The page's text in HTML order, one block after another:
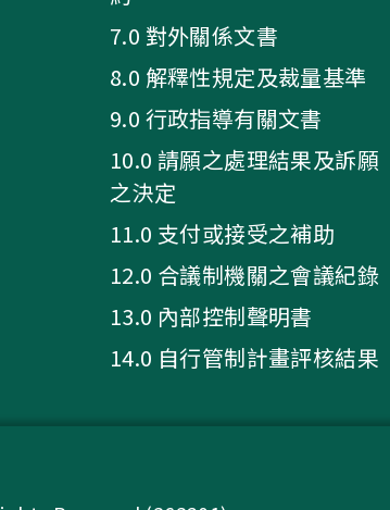
7.0 對外關係文書
8.0 解釋性規定及裁量基準
9.0 行政指導有關文書
10.0 請願之處理結果及訴願
之決定
11.0 支付或接受之補助
12.0 合議制機關之會議紀錄
13.0 內部控制聲明書
14.0 自行管制計畫評核結果